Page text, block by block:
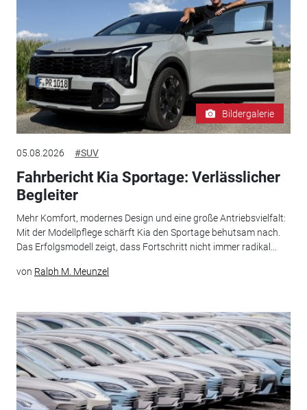
Bildergalerie
05.08.2026 #SUV
Fahrbericht Kia Sportage: Verlässlicher
Begleiter
Mehr Komfort, modernes Design und eine große Antriebsvielfalt:
Mit der Modellpflege schärft Kia den Sportage behutsam nach.
Das Erfolgsmodell zeigt, dass Fortschritt nicht immer radikal...
von Ralph M. Meunzel